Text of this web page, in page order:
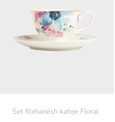
Set filxhanësh kafeje Floral